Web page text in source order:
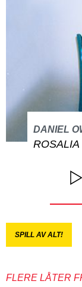
DANIEL
ROSALIA
SPILL AV ALT!
FLERE LÅTER